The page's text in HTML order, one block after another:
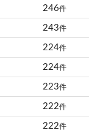
246件
243件
224件
224件
223件
222件
222件